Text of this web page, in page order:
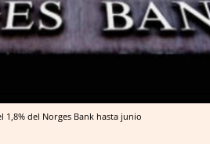
del Norges Bank hasta junio